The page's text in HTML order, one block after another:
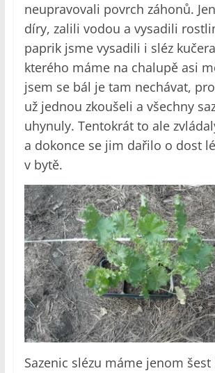
neupravovali povrch záhonů.
díry, zalili vodou a vysadili
paprik jsme vysadili i sléz
kterého máme na chalupě asi
jsem se bál je tam nechávat,
už jednou zkoušeli a všechny
uhynuly. Tentokrát to ale
a dokonce se jim dařilo o dost
v bytě.
Sazenic slézu máme jenom šest